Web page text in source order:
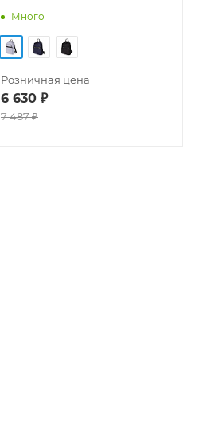
Много
Розничная цена
6 630 ₽
7 487₽